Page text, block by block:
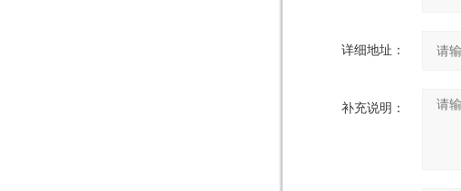
详细地址：
补充说明：